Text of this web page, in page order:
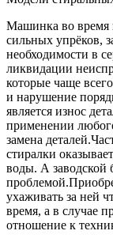
Машинка во время
сильных упрёков,
необходимости в
ликвидации
которые чаще
и нарушение
является износ
применении
замена
стиралки
воды. А заводской
ухаживать за ней
время, а в случае
отношение к